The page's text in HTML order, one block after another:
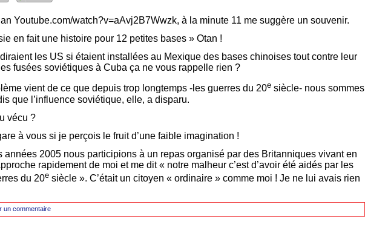
Youtube.com/watch?v=aAvj2B7Wwzk, à la minute 11 me suggère un souvenir.
en fait une histoire pour 12 petites bases » Otan !
les US si étaient installées au Mexique des bases chinoises tout contre leur
fusées soviétiques à Cuba ça ne vous rappelle rien ?
vient de ce que depuis trop longtemps -les guerres du 20e siècle- nous sommes
que l’influence soviétique, elle, a disparu.
vécu ?
à vous si je perçois le fruit d’une faible imagination !
années 2005 nous participions à un repas organisé par des Britanniques vivant en
rapidement de moi et me dit « notre malheur c’est d’avoir été aidés par les
du 20e siècle ». C’était un citoyen « ordinaire » comme moi ! Je ne lui avais rien
un commentaire